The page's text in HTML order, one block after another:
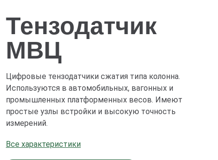
Тензодатчик
МВЦ
Цифровые тензодатчики сжатия типа колонна.
Используются в автомобильных, вагонных и
промышленных платформенных весов. Имеют
простые узлы встройки и высокую точность
измерений.
Все характеристики